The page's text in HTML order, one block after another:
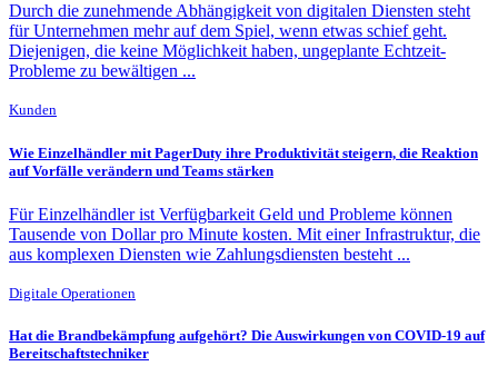
Durch die zunehmende Abhängigkeit von digitalen Diensten steht
für Unternehmen mehr auf dem Spiel, wenn etwas schief geht.
Diejenigen, die keine Möglichkeit haben, ungeplante Echtzeit-
Probleme zu bewältigen ...
Kunden
Wie Einzelhändler mit PagerDuty ihre Produktivität steigern, die Reaktion
auf Vorfälle verändern und Teams stärken
Für Einzelhändler ist Verfügbarkeit Geld und Probleme können
Tausende von Dollar pro Minute kosten. Mit einer Infrastruktur, die
aus komplexen Diensten wie Zahlungsdiensten besteht ...
Digitale Operationen
Hat die Brandbekämpfung aufgehört? Die Auswirkungen von COVID-19 auf
Bereitschaftstechniker